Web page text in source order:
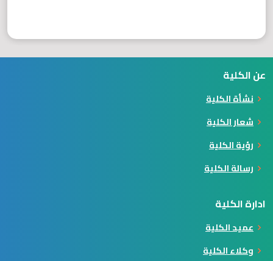
عن الكلية
نشأة الكلية
شعار الكلية
رؤية الكلية
رسالة الكلية
ادارة الكلية
عميد الكلية
وكلاء الكلية